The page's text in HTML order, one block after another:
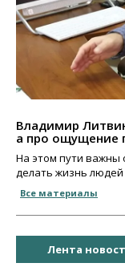
Владимир
а про ощущение
На этом пути важны
делать жизнь
Все материалы
Лента